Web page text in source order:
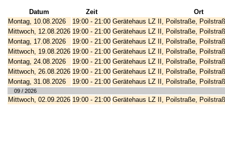
Datum Zeit
Ort
Montag, 10.08.2026 19:00- 21:00 Gerätehaus LZ II, Poilstraße,
Mittwoch, 12.08.2026 19:00- 21:00 Gerätehaus LZ II, Poilstraße,
Montag, 17.08.2026 19:00- 21:00 Gerätehaus LZ II, Poilstraße,
Mittwoch, 19.08.2026 19:00- 21:00 Gerätehaus LZ II, Poilstraße,
Montag, 24.08.2026 19:00- 21:00 Gerätehaus LZ II, Poilstraße,
Mittwoch, 26.08.2026 19:00- 21:00 Gerätehaus LZ II, Poilstraße,
Montag, 31.08.2026 19:00- 21:00 Gerätehaus LZ II, Poilstraße,
09 / 2026
Mittwoch, 02.09.2026 19:00- 21:00 Gerätehaus LZ II, Poilstraße,